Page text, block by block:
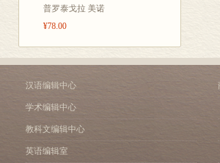
普罗泰戈拉 美诺
¥78.00
汉语编辑中心
学术编辑中心
教科文编辑中心
英语编辑室